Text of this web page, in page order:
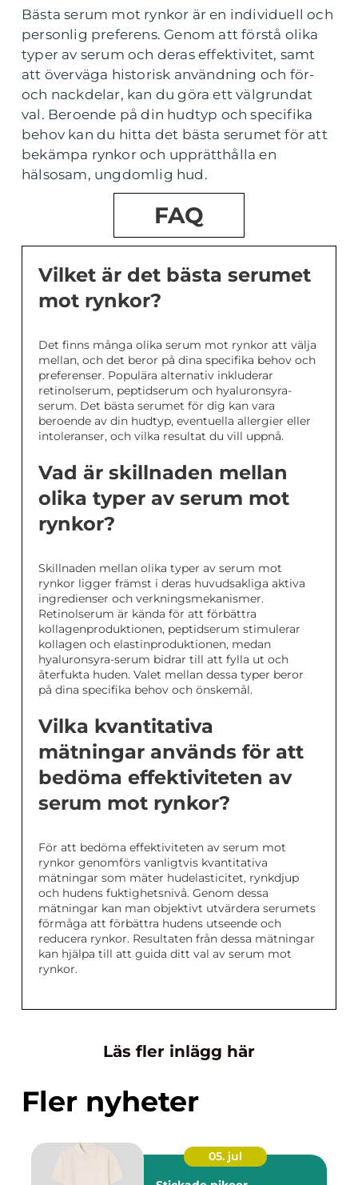
Bästa serum mot rynkor är en individuell och
personlig preferens. Genom att förstå olika
typer av serum och deras effektivitet, samt
att överväga historisk användning och för-
och nackdelar, kan du göra ett välgrundat
val. Beroende på din hudtyp och specifika
behov kan du hitta det bästa serumet för att
bekämpa rynkor och upprätthålla en
hälsosam, ungdomlig hud.
FAQ
Vilket är det bästa serumet
mot rynkor?
Det finns många olika serum mot rynkor att välja
mellan, och det beror på dina specifika behov och
preferenser. Populära alternativ inkluderar
retinolserum, peptidserum och hyaluronsyra-
serum. Det bästa serumet för dig kan vara
beroende av din hudtyp, eventuella allergier eller
intoleranser, och vilka resultat du vill uppnå.
Vad är skillnaden mellan
olika typer av serum mot
rynkor?
Skillnaden mellan olika typer av serum mot
rynkor ligger främst i deras huvudsakliga aktiva
ingredienser och verkningsmekanismer.
Retinolserum är kända för att förbättra
kollagenproduktionen, peptidserum stimulerar
kollagen och elastinproduktionen, medan
hyaluronsyra-serum bidrar till att fylla ut och
återfukta huden. Valet mellan dessa typer beror
på dina specifika behov och önskemål.
Vilka kvantitativa
mätningar används för att
bedöma effektiviteten av
serum mot rynkor?
För att bedöma effektiviteten av serum mot
rynkor genomförs vanligtvis kvantitativa
mätningar som mäter hudelasticitet, rynkdjup
och hudens fuktighetsnivå. Genom dessa
mätningar kan man objektivt utvärdera serumets
förmåga att förbättra hudens utseende och
reducera rynkor. Resultaten från dessa mätningar
kan hjälpa till att guida ditt val av serum mot
rynkor.
Läs fler inlägg här
Fler nyheter
05. jul